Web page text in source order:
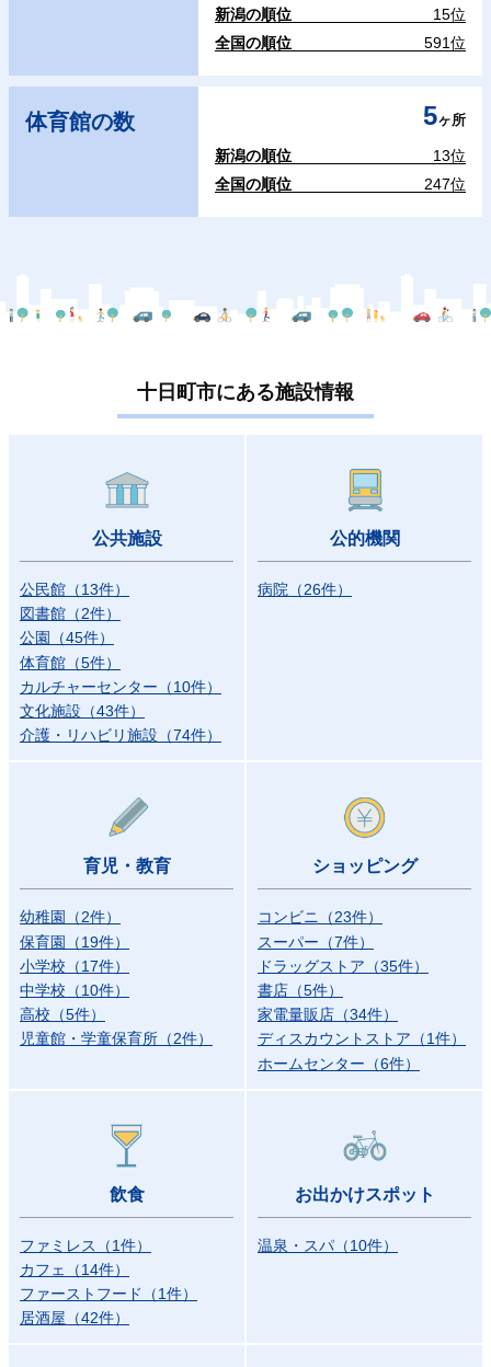
新潟の順位
15位
全国の順位
591位
体育館の数 5ヶ所
新潟の順位
13位
全国の順位
247位
十日町市にある施設情報
公共施設
公民館 （13件）
図書館 （2件）
公園
（45件）
体育館 （5件）
カルチャーセンター （10件）
文化施設 （43件）
介護・リハビリ施設 （74件）
公的機関
病院 （26件）
育児・教育
幼稚園 （2件）
保育園 （19件）
小学校 （17件）
中学校 （10件）
高校 （5件）
児童館・学童保育所 （2件）
ショッピング
コンビニ （23件）
スーパー （7件）
ドラッグストア （35件）
書店 （5件）
家電量販店 （34件）
ディスカウントストア （1件）
ホームセンター （6件）
飲食
ファミレス （1件）
カフェ
（14件）
ファーストフード
（1件）
居酒屋 （42件）
お出かけスポット
温泉・スパ （10件）